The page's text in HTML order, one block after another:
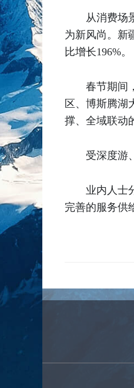
从消费场
为新风尚。新
比增长196%。
春节期间
区、博斯腾湖
撑、全域联动
受深度游
业内人士
完善的服务供